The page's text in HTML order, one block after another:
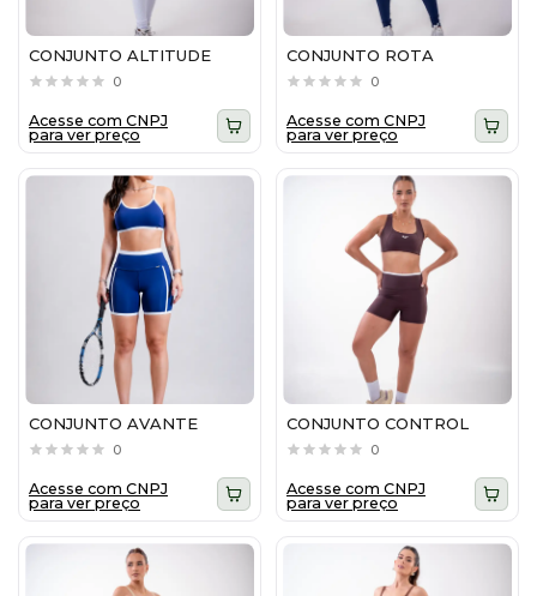
CONJUNTO ALTITUDE
0
Acesse com CNPJ
para ver preço
CONJUNTO ROTA
0
Acesse com CNPJ
para ver preço
CONJUNTO AVANTE
0
Acesse com CNPJ
para ver preço
CONJUNTO CONTROL
0
Acesse com CNPJ
para ver preço